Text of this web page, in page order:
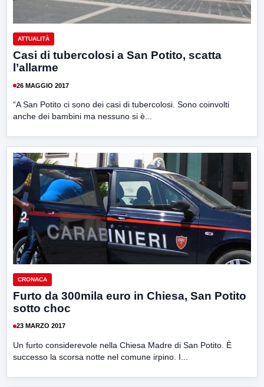
ATTUALITÀ
Casi di tubercolosi a San Potito, scatta
l’allarme
26 MAGGIO 2017
“A San Potito ci sono dei casi di tubercolosi. Sono coinvolti
anche dei bambini ma nessuno si è...
CRONACA
Furto da 300mila euro in Chiesa, San Potito
sotto choc
23 MARZO 2017
Un furto considerevole nella Chiesa Madre di San Potito. È
successo la scorsa notte nel comune irpino. I...